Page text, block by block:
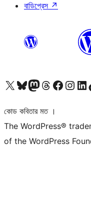
বাডিপ্রেস ↗
আমাদের X (আগের টুইটার) অ্যাকাউন্টে যানআমাদের Bluesky অ্যাকাউন্টটি দেখুনআমাদের মাস্টোডন অ্যাকাউন্টটি দেখুনআমাদের থ্রেডস অ্যাকাউন্টটি দেখুনআমাদের ফেসবুক পেজ দেখুনআমাদের ইন্সটাগ্রাম অ্যাকাউন্ট দেখুনআমাদের লিঙ্কডইন অ্যাকাউন্টে যান
কোড কবিতার মত ।
The WordPress®
of the WordPress